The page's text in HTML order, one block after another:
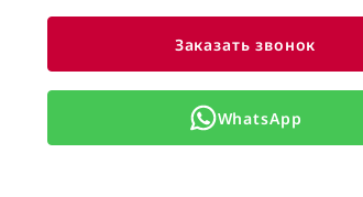
Заказать звонок
WhatsApp